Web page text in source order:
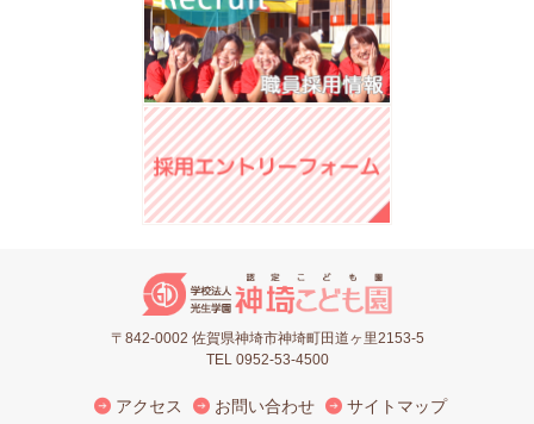
〒842-0002 佐賀県神埼市神埼町田道ヶ里2153-5
TEL 0952-53-4500
アクセス お問い合わせ サイトマップ